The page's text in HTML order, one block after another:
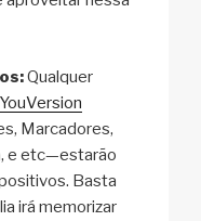
Qualquer
Marcadores,
e etc—estarão
Basta
irá memorizar